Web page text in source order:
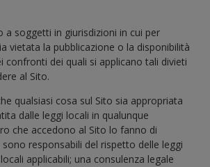
a soggetti in giurisdizioni in cui per
vietata la pubblicazione o la disponibilità
confronti dei quali si applicano tali divieti
al Sito.
qualsiasi cosa sul Sito sia appropriata
dalle leggi locali in qualunque
che accedono al Sito lo fanno di
responsabili del rispetto delle leggi
applicabili; una consulenza legale